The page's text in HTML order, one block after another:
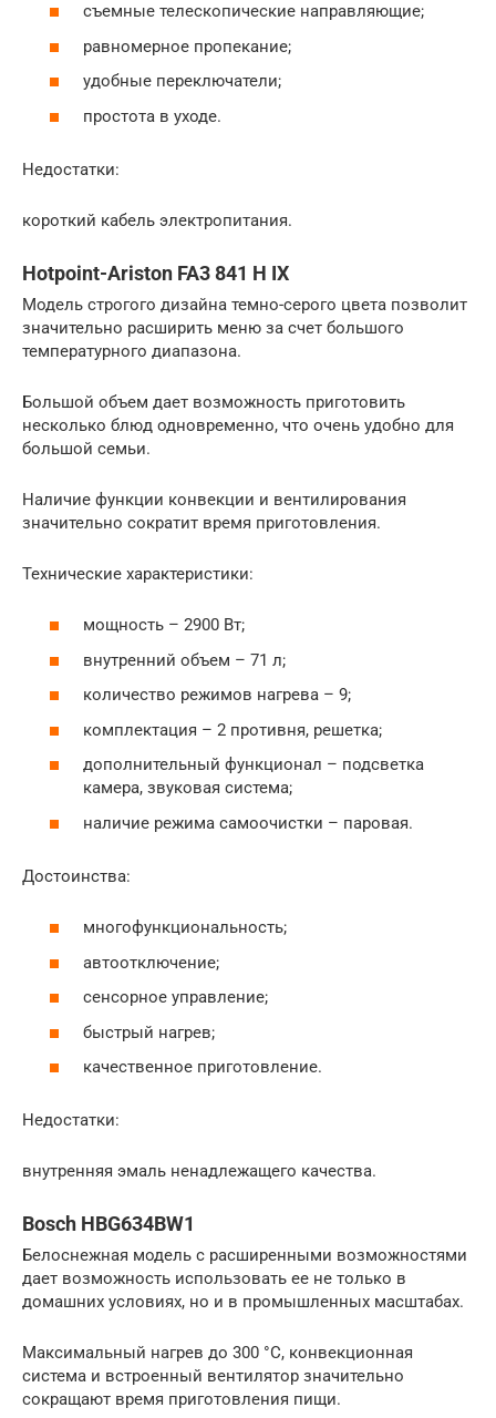
съемные телескопические направляющие;
равномерное пропекание;
удобные переключатели;
простота в уходе.
Недостатки:
короткий кабель электропитания.
Hotpoint-Ariston FA3 841 H IX
Модель строгого дизайна темно-серого цвета позволит
значительно расширить меню за счет большого
температурного диапазона.
Большой объем дает возможность приготовить
несколько блюд одновременно, что очень удобно для
большой семьи.
Наличие функции конвекции и вентилирования
значительно сократит время приготовления.
Технические характеристики:
мощность – 2900 Вт;
внутренний объем – 71 л;
количество режимов нагрева – 9;
комплектация – 2 противня, решетка;
дополнительный функционал – подсветка
камера, звуковая система;
наличие режима самоочистки – паровая.
Достоинства:
многофункциональность;
автоотключение;
сенсорное управление;
быстрый нагрев;
качественное приготовление.
Недостатки:
внутренняя эмаль ненадлежащего качества.
Bosch HBG634BW1
Белоснежная модель с расширенными возможностями
дает возможность использовать ее не только в
домашних условиях, но и в промышленных масштабах.
Максимальный нагрев до 300 °C, конвекционная
система и встроенный вентилятор значительно
сокращают время приготовления пищи.